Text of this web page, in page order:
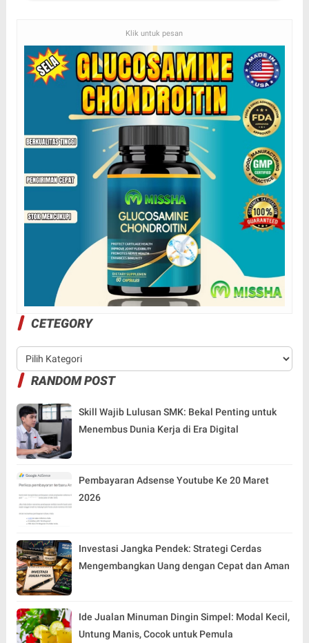
Klik untuk pesan
CETEGORY
RANDOM POST
Skill Wajib Lulusan SMK: Bekal Penting untuk
Menembus Dunia Kerja di Era Digital
Pembayaran Adsense Youtube Ke 20 Maret
2026
Investasi Jangka Pendek: Strategi Cerdas
Mengembangkan Uang dengan Cepat dan Aman
Ide Jualan Minuman Dingin Simpel: Modal Kecil,
Untung Manis, Cocok untuk Pemula